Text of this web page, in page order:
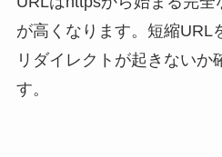
が高くなります。短縮URL
リダイレクトが起きないか
す。